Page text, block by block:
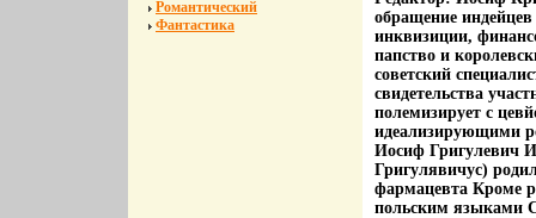
Романтический
Фантастика
обращение индейцев
инквизиции,
папство и
советский
свидетельства
полемизирует с
идеализирующими
Иосиф Григулевич
Григулявичус)
фармацевта Кроме
польским языками